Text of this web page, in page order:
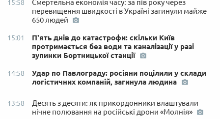
15:58
Смертельна економія часу: за пів року через
перевищення швидкості в Україні загинули майже
650 людей
15:01
П'ять днів до катастрофи: скільки Київ
протримається без води та каналізації у разі
зупинки Бортницької станції
14:58
Удар по Павлограду: росіяни поцілили у склади
логістичних компаній, загинула людина
13:58
Десять з десяти: як прикордонники влаштували
нічне полювання на російські дрони «Молнія»